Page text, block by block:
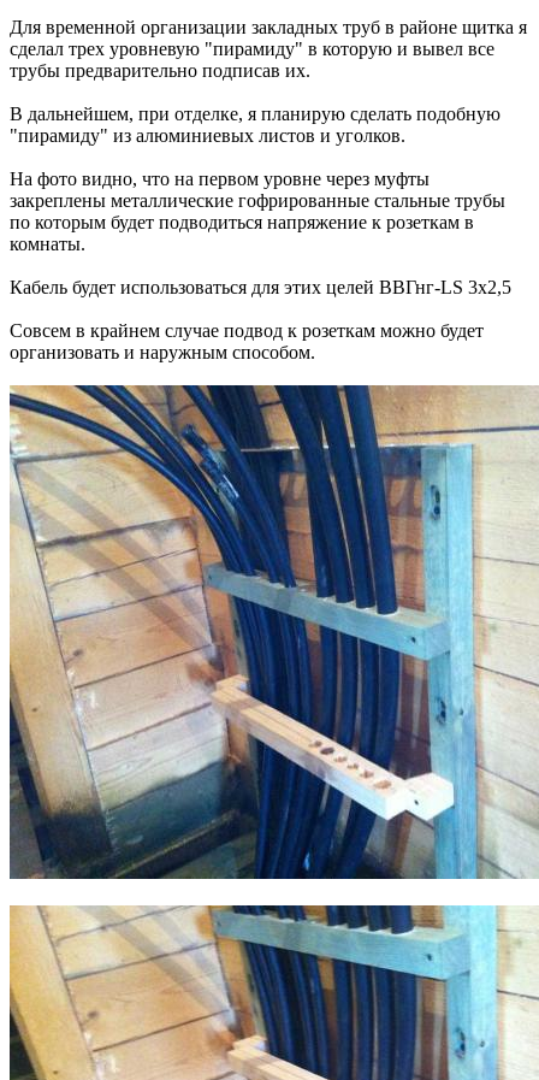
Для временной организации закладных труб в районе щитка я
сделал трех уровневую "пирамиду" в которую и вывел все
трубы предварительно подписав их.
В дальнейшем, при отделке, я планирую сделать подобную
"пирамиду" из алюминиевых листов и уголков.
На фото видно, что на первом уровне через муфты
закреплены металлические гофрированные стальные трубы
по которым будет подводиться напряжение к розеткам в
комнаты.
Кабель будет использоваться для этих целей ВВГнг-LS 3х2,5
Совсем в крайнем случае подвод к розеткам можно будет
организовать и наружным способом.